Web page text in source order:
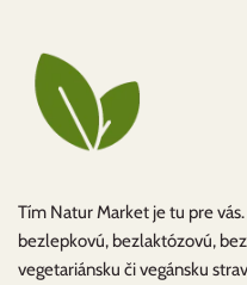
Tím Natur Market je tu pre
bezlepkovú, bezlaktózovú,
vegetariánsku či vegánsku